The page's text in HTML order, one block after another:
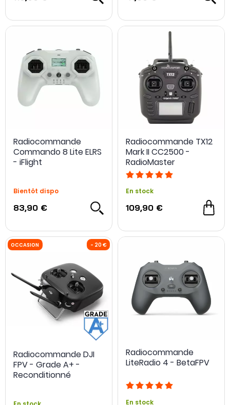
Radiocommande
Commando 8 Lite ELRS
- iFlight
Bientôt dispo
83,90 €
Radiocommande TX12
Mark II CC2500 -
RadioMaster
En stock
109,90 €
Radiocommande DJI
FPV - Grade A+ -
Reconditionné
Radiocommande
LiteRadio 4 - BetaFPV
En stock